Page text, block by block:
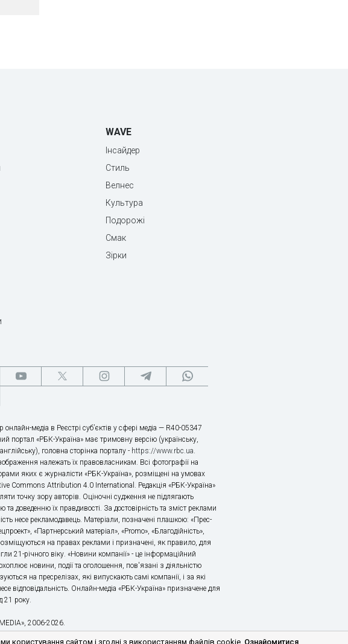
WAVE
Інсайдер
Стиль
Велнес
Культура
Подорожі
Смак
Зірки
онлайн-медіа в Реєстрі суб’єктів у сфері медіа — R40-05347
портал «РБК-Україна» має тримовну версію (українську,
головна сторінка порталу - https://www.rbc.ua.
належать їх правовласникам. Всі фотографії на
яких є журналісти «РБК-Україна», розміщені на умовах
Commons Attribution 4.0 International. Редакція «РБК-Україна»
точку зору авторів. Оціночні судження не підлягають
та доведенню їх правдивості. За достовірність та зміст реклами
несе рекламодавець. Матеріали, позначені плашкою: «Прес-
«Партнерський матеріал», «Promo», «Благодійність»,
на правах реклами і призначені, як правило, для
21-річного віку. «Новини компанії» - це інформаційний
новини, події та оголошення, пов'язані з діяльністю
на пресрелізах, які випускають самі компанії, і за які
відповідальність. Онлайн-медіа «РБК-Україна» призначене для
21 року.
2006-2026.
користування сайтом і згодні з використанням файлів cookie. Ознайомитися